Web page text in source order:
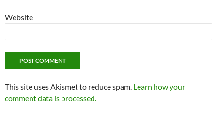
Website
This site uses Akismet to reduce spam. Learn how your
comment data is processed.